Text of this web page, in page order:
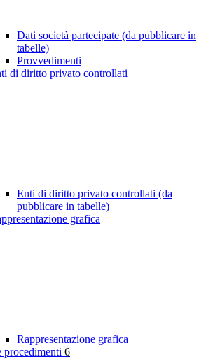
Dati società partecipate (da pubblicare in
tabelle)
Provvedimenti
di diritto privato controllati
Enti di diritto privato controllati (da
pubblicare in tabelle)
grafica
Rappresentazione grafica
procedimenti 6